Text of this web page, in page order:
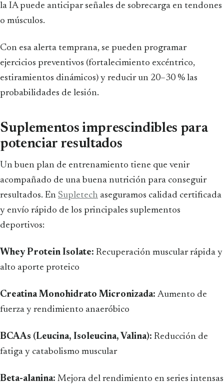
la IA puede anticipar señales de sobrecarga en tendones
o músculos.
Con esa alerta temprana, se pueden programar
ejercicios preventivos (fortalecimiento excéntrico,
estiramientos dinámicos) y reducir un 20–30 % las
probabilidades de lesión.
Suplementos imprescindibles para
potenciar resultados
Un buen plan de entrenamiento tiene que venir
acompañado de una buena nutrición para conseguir
resultados. En Supletech aseguramos calidad certificada
y envío rápido de los principales suplementos
deportivos:
Whey Protein Isolate: Recuperación muscular rápida y
alto aporte proteico
Creatina Monohidrato Micronizada: Aumento de
fuerza y rendimiento anaeróbico
BCAAs (Leucina, Isoleucina, Valina): Reducción de
fatiga y catabolismo muscular
Beta-alanina: Mejora del rendimiento en series intensas